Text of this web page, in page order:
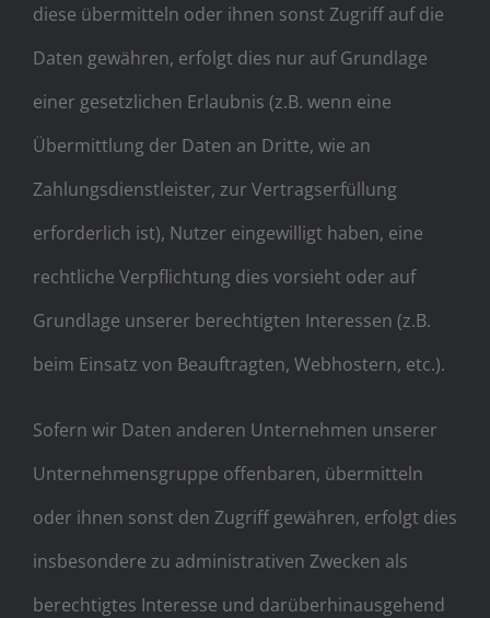
diese übermitteln oder ihnen sonst Zugriff auf die
Daten gewähren, erfolgt dies nur auf Grundlage
einer gesetzlichen Erlaubnis (z.B. wenn eine
Übermittlung der Daten an Dritte, wie an
Zahlungsdienstleister, zur Vertragserfüllung
erforderlich ist), Nutzer eingewilligt haben, eine
rechtliche Verpflichtung dies vorsieht oder auf
Grundlage unserer berechtigten Interessen (z.B.
beim Einsatz von Beauftragten, Webhostern, etc.).
Sofern wir Daten anderen Unternehmen unserer
Unternehmensgruppe offenbaren, übermitteln
oder ihnen sonst den Zugriff gewähren, erfolgt dies
insbesondere zu administrativen Zwecken als
berechtigtes Interesse und darüberhinausgehend